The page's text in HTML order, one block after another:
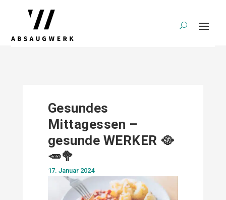
Gesundes
Mittagessen –
gesunde WERKER 🥘
🥕🥦
17. Januar 2024